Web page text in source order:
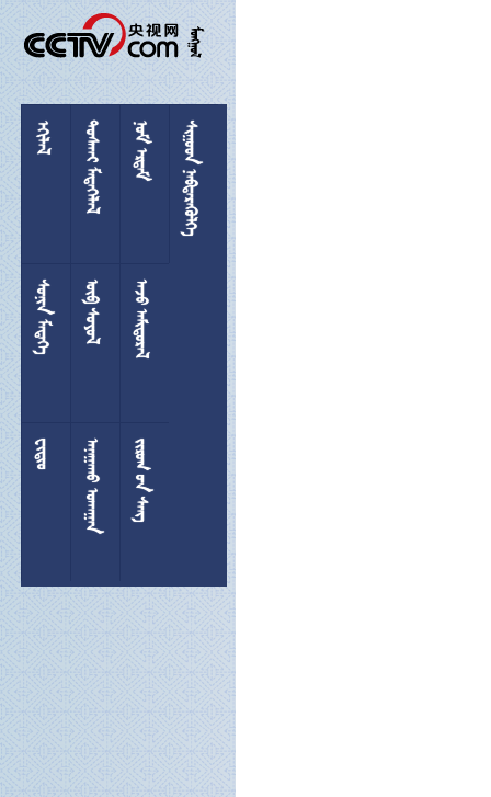

 

 
 
 
 
 
  
 